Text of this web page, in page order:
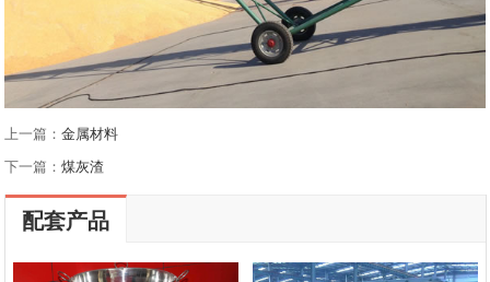
上一篇：金属材料
下一篇：煤灰渣
配套产品